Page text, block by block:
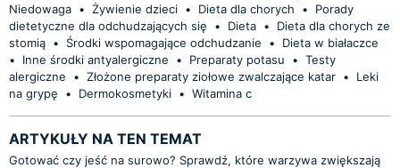
Niedowaga • Żywienie dzieci • Dieta dla chorych •
Porady
dietetyczne dla odchudzających się
• Dieta •
Dieta dla chorych ze
stomią • Środki wspomagające odchudzanie •
Dieta w białaczce
•
Inne środki antyalergiczne • Preparaty potasu • Testy
alergiczne
• Złożone preparaty ziołowe zwalczające katar •
Leki
na grypę
• Dermokosmetyki • Witamina c
ARTYKUŁY NA TEN TEMAT
Gotować czy jeść na surowo? Sprawdź, które warzywa zwiększają